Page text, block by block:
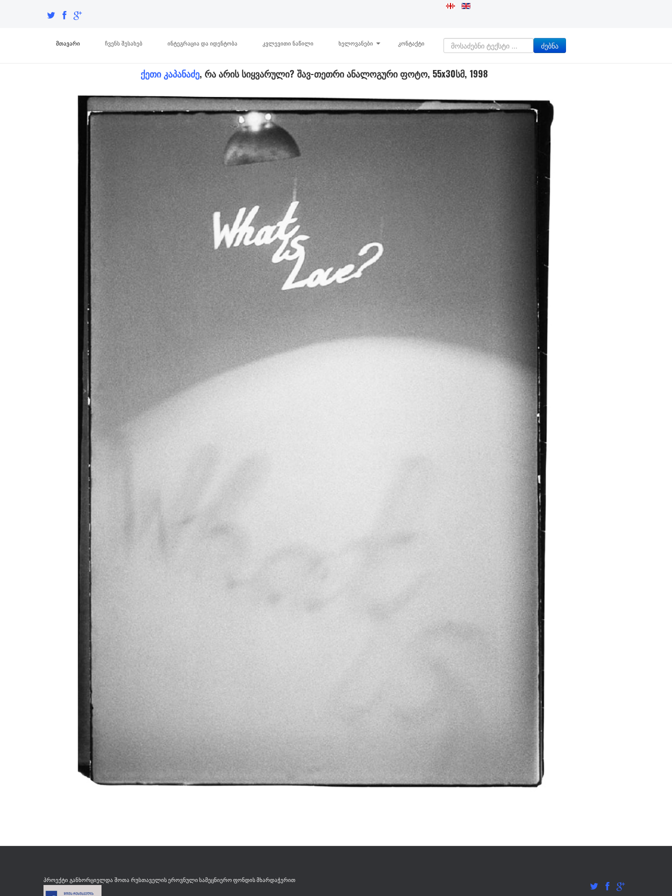
მთავარი ჩვენს შესახებ ინტეგრაცია და იდენტობა კვლევითი ნაწილი ხელოვანები კონტაქტი ძებნა
ქეთი კაპანაძე, რა არის სიყვარული? შავ-თეთრი ანალოგური ფოტო, 55x30სმ, 1998
პროექტი განხორციელდა შოთა რუსთაველის ეროვნული სამეცნიერო ფონდის მხარდაჭერით